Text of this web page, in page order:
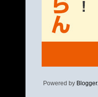
Powered by Blogger.